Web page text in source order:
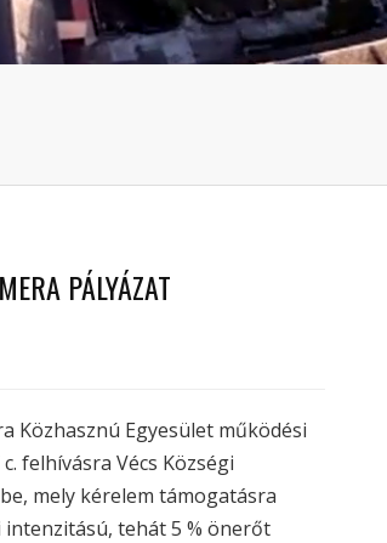
PÁLYÁZAT
Közhasznú Egyesület működési
felhívásra Vécs Községi
mely kérelem támogatásra
tehát 5 % önerőt